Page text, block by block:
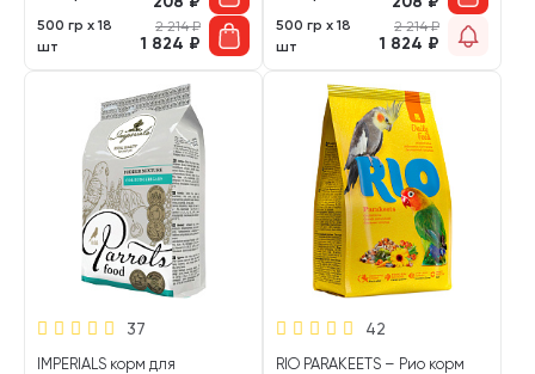
500 гр х 18
шт
2 214₽
1 824 ₽
500 гр х 18
шт
2 214₽
1 824 ₽
37
IMPERIALS корм для
42
RIO PARAKEETS – Рио корм